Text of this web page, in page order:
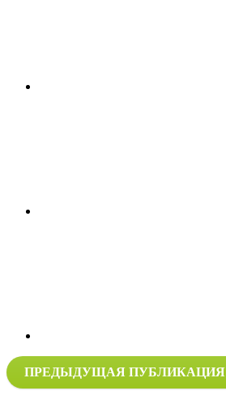
ПРЕДЫДУЩАЯ ПУБЛИКАЦИЯ